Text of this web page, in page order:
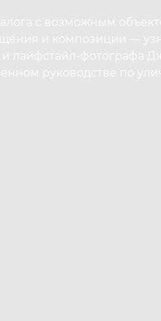
с возможным
и композиции —
и лайфстайл-фотографа
руководстве по